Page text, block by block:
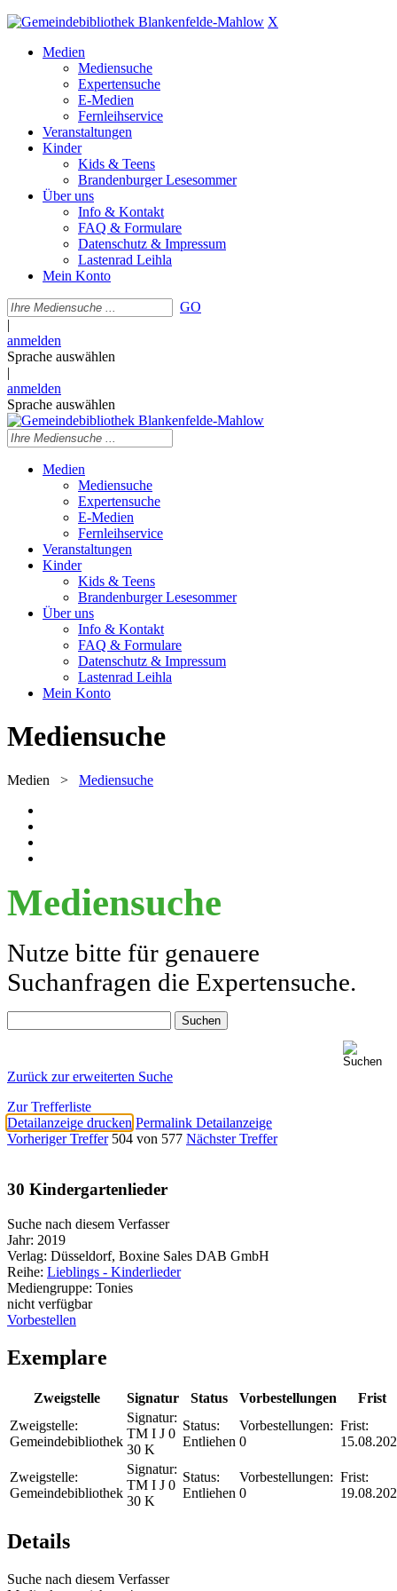
X
Medien
Mediensuche
Expertensuche
E-Medien
Fernleihservice
Veranstaltungen
Kinder
Kids & Teens
Brandenburger Lesesommer
Über uns
Info & Kontakt
FAQ & Formulare
Datenschutz & Impressum
Lastenrad Leihla
Mein Konto
GO
|
anmelden
Sprache auswählen
|
anmelden
Sprache auswählen
Medien
Mediensuche
Expertensuche
E-Medien
Fernleihservice
Veranstaltungen
Kinder
Kids & Teens
Brandenburger Lesesommer
Über uns
Info & Kontakt
FAQ & Formulare
Datenschutz & Impressum
Lastenrad Leihla
Mein Konto
Mediensuche
Medien > Mediensuche
Mediensuche
Nutze bitte für genauere
Suchanfragen die Expertensuche.
Zurück zur erweiterten Suche
Zur Trefferliste
Detailanzeige drucken Permalink Detailanzeige
Vorheriger Treffer 504 von 577 Nächster Treffer
30 Kindergartenlieder
Suche nach diesem Verfasser
Jahr: 2019
Verlag: Düsseldorf, Boxine Sales DAB GmbH
Reihe: Lieblings - Kinderlieder
Mediengruppe: Tonies
nicht verfügbar
Vorbestellen
Exemplare
Zweigstelle Signatur Status Vorbestellungen
Frist
Zweigstelle:
Gemeindebibliothek
Signatur:
TM I J 0
30 K
Status:
Entliehen
Vorbestellungen:
0
Frist:
Zweigstelle:
Gemeindebibliothek
Signatur:
TM I J 0
30 K
Status:
Entliehen
Vorbestellungen:
0
Frist:
Details
Suche nach diesem Verfasser